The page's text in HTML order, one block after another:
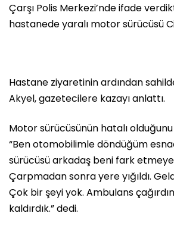
Çarşı Polis Merkezi’nde ifade
hastanede yaralı motor sürücüsü
Hastane ziyaretinin ardından
Akyel, gazetecilere kazayı anlattı.
Motor sürücüsünün hatalı
“Ben otomobilimle döndüğüm
sürücüsü arkadaş beni fark
Çarpmadan sonra yere yığıldı.
Çok bir şeyi yok. Ambulans
kaldırdık.” dedi.